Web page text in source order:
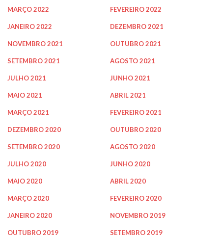
MARÇO 2022 FEVEREIRO 2022
JANEIRO 2022 DEZEMBRO 2021
NOVEMBRO 2021 OUTUBRO 2021
SETEMBRO 2021 AGOSTO 2021
JULHO 2021 JUNHO 2021
MAIO 2021 ABRIL 2021
MARÇO 2021 FEVEREIRO 2021
DEZEMBRO 2020 OUTUBRO 2020
SETEMBRO 2020 AGOSTO 2020
JULHO 2020 JUNHO 2020
MAIO 2020 ABRIL 2020
MARÇO 2020 FEVEREIRO 2020
JANEIRO 2020 NOVEMBRO 2019
OUTUBRO 2019 SETEMBRO 2019